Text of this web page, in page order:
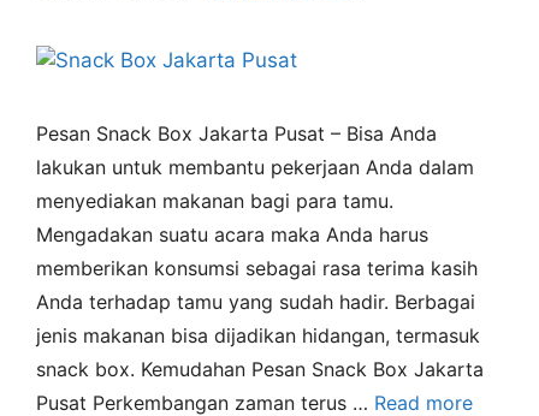
Pesan Snack Box Jakarta Pusat – Bisa Anda
lakukan untuk membantu pekerjaan Anda dalam
menyediakan makanan bagi para tamu.
Mengadakan suatu acara maka Anda harus
memberikan konsumsi sebagai rasa terima kasih
Anda terhadap tamu yang sudah hadir. Berbagai
jenis makanan bisa dijadikan hidangan, termasuk
snack box. Kemudahan Pesan Snack Box Jakarta
Pusat Perkembangan zaman terus … Read more